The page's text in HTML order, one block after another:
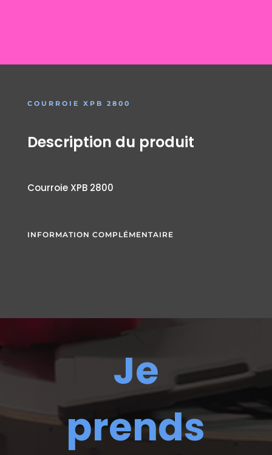
COURROIE XPB 2800
Description du produit
Courroie XPB 2800
INFORMATION COMPLÉMENTAIRE
Je
prends